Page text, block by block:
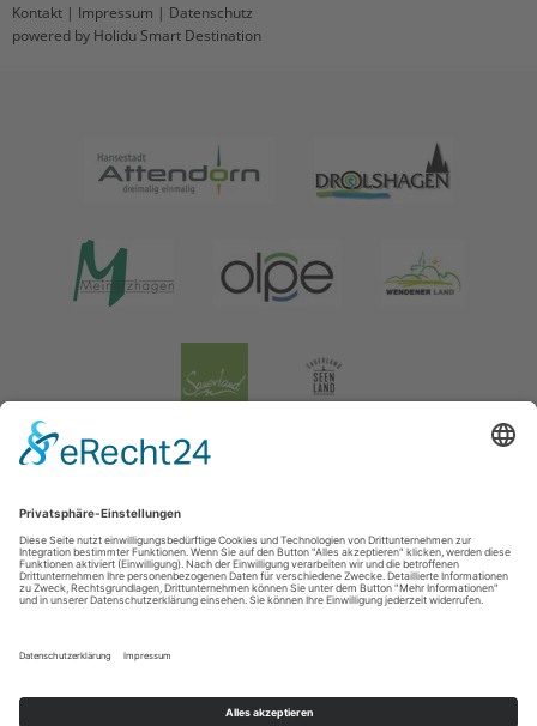
Kontakt | Impressum | Datenschutz
powered by Holidu Smart Destination
Impressum|Datenschutz|Social Media Datenschutz
Tourismusverband Biggesee-Listersee